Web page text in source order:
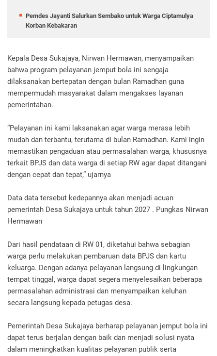
Pemdes Jayanti Salurkan Sembako untuk Warga Ciptamulya
Korban Kebakaran
Kepala Desa Sukajaya, Nirwan Hermawan, menyampaikan
bahwa program pelayanan jemput bola ini sengaja
dilaksanakan bertepatan dengan bulan Ramadhan guna
mempermudah masyarakat dalam mengakses layanan
pemerintahan.
“Pelayanan ini kami laksanakan agar warga merasa lebih
mudah dan terbantu, terutama di bulan Ramadhan. Kami ingin
memastikan pengaduan atau permasalahan warga, khususnya
terkait BPJS dan data warga di setiap RW agar dapat ditangani
dengan cepat dan tepat,” ujarnya
Data data tersebut kedepannya akan menjadi acuan
pemerintah Desa Sukajaya untuk tahun 2027 . Pungkas Nirwan
Hermawan
Dari hasil pendataan di RW 01, diketahui bahwa sebagian
warga perlu melakukan pembaruan data BPJS dan kartu
keluarga. Dengan adanya pelayanan langsung di lingkungan
tempat tinggal, warga dapat segera menyelesaikan beberapa
permasalahan administrasi dan menyampaikan keluhan
secara langsung kepada petugas desa.
Pemerintah Desa Sukajaya berharap pelayanan jemput bola ini
dapat terus berjalan dengan baik dan menjadi solusi nyata
dalam meningkatkan kualitas pelayanan publik serta